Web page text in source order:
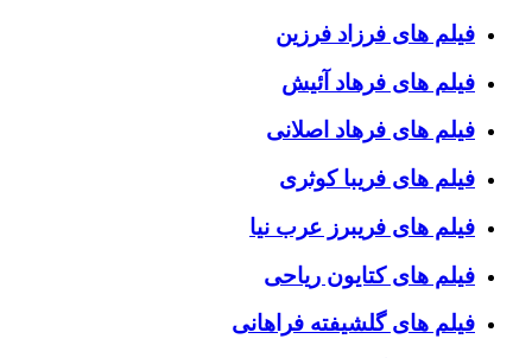
فیلم های فرزاد فرزین
فیلم های فرهاد آئیش
فیلم های فرهاد اصلانی
فیلم های فریبا کوثری
فیلم های فریبرز عرب نیا
فیلم های کتایون ریاحی
فیلم های گلشیفته فراهانی